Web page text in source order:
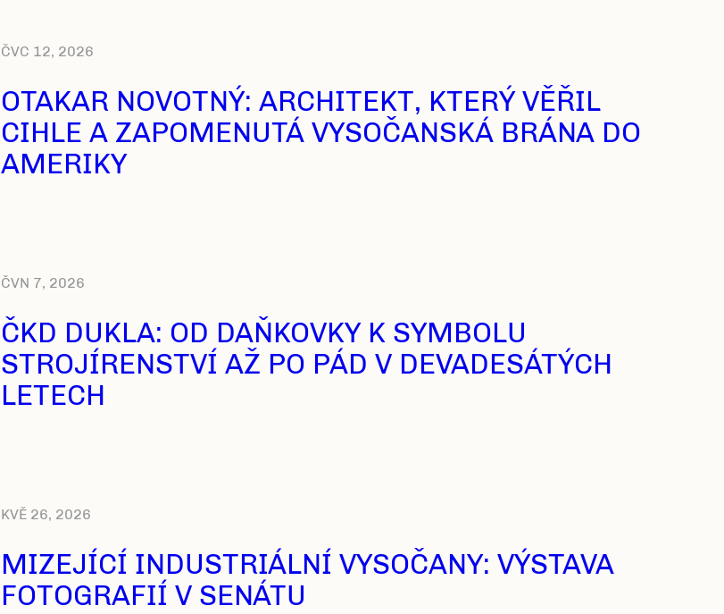
ČVC 12, 2026
OTAKAR NOVOTNÝ: ARCHITEKT, KTERÝ VĚŘIL
CIHLE A ZAPOMENUTÁ VYSOČANSKÁ BRÁNA DO
AMERIKY
ČVN 7, 2026
ČKD DUKLA: OD DAŇKOVKY K SYMBOLU
STROJÍRENSTVÍ AŽ PO PÁD V DEVADESÁTÝCH
LETECH
KVĚ 26, 2026
MIZEJÍCÍ INDUSTRIÁLNÍ VYSOČANY: VÝSTAVA
FOTOGRAFIÍ V SENÁTU